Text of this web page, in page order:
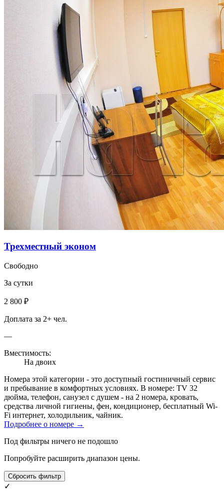
Трехместный эконом
Свободно
За сутки
2 800 ₽
Доплата за 2+ чел.
—
Вместимость:
На двоих
Номера этой категории - это доступный гостиничный сервис
и пребывание в комфортных условиях. В номере: TV 32
дюйма, телефон, санузел с душем - на 2 номера, кровать,
средства личной гигиены, фен, кондиционер, бесплатный Wi-
Fi интернет, холодильник, чайник.
Подробнее о номере →
Под фильтры ничего не подошло
Попробуйте расширить диапазон цены.
Сбросить фильтр
✓